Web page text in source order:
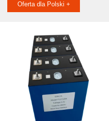
Oferta dla Polski +